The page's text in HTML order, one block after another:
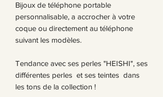
Bijoux de téléphone portable
personnalisable, a accrocher à votre
coque ou directement au téléphone
suivant les modèles.
Tendance avec ses perles "HEISHI", ses
différentes perles et ses teintes dans
les tons de la collection !